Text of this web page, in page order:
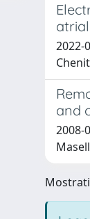
2022-
and
2008-